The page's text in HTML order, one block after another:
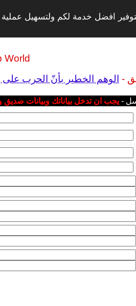
افضل خدمة لكم ولتسهيل
World
-
- يجب ان تدخل بياناتك وبيانات صديق